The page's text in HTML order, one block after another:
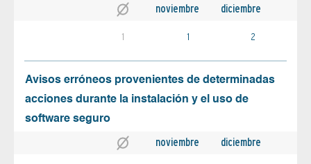
noviembre diciembre
1 1 2
Avisos erróneos provenientes de determinadas
acciones durante la instalación y el uso de
software seguro
noviembre diciembre